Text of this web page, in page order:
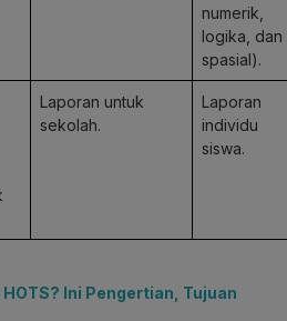
numerik,
logika, dan
spasial).
Laporan untuk
sekolah.
Laporan
individu
siswa.
Ini Pengertian, Tujuan